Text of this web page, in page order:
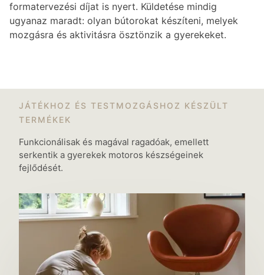
formatervezési díjat is nyert. Küldetése mindig
ugyanaz maradt: olyan bútorokat készíteni, melyek
mozgásra és aktivitásra ösztönzik a gyerekeket.
JÁTÉKHOZ ÉS TESTMOZGÁSHOZ KÉSZÜLT
TERMÉKEK
Funkcionálisak és magával ragadóak, emellett
serkentik a gyerekek motoros készségeinek
fejlődését.